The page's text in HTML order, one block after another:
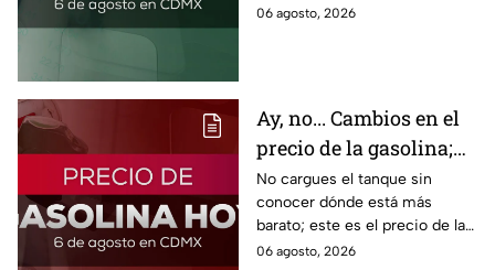
cómo el flujo en el estrecho de
06 agosto, 2026
Ay, no... Cambios en el
precio de la gasolina;
así quedó HOY
No cargues el tanque sin
conocer dónde está más
barato; este es el precio de la
gasolina para hoy jueves 6 de
06 agosto, 2026